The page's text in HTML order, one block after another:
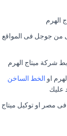
الهرم
من جوجل فى المواقع
شركة ميتاج الهرم
او الخط الساخن
عليك
فى مصر او توكيل ميتاج